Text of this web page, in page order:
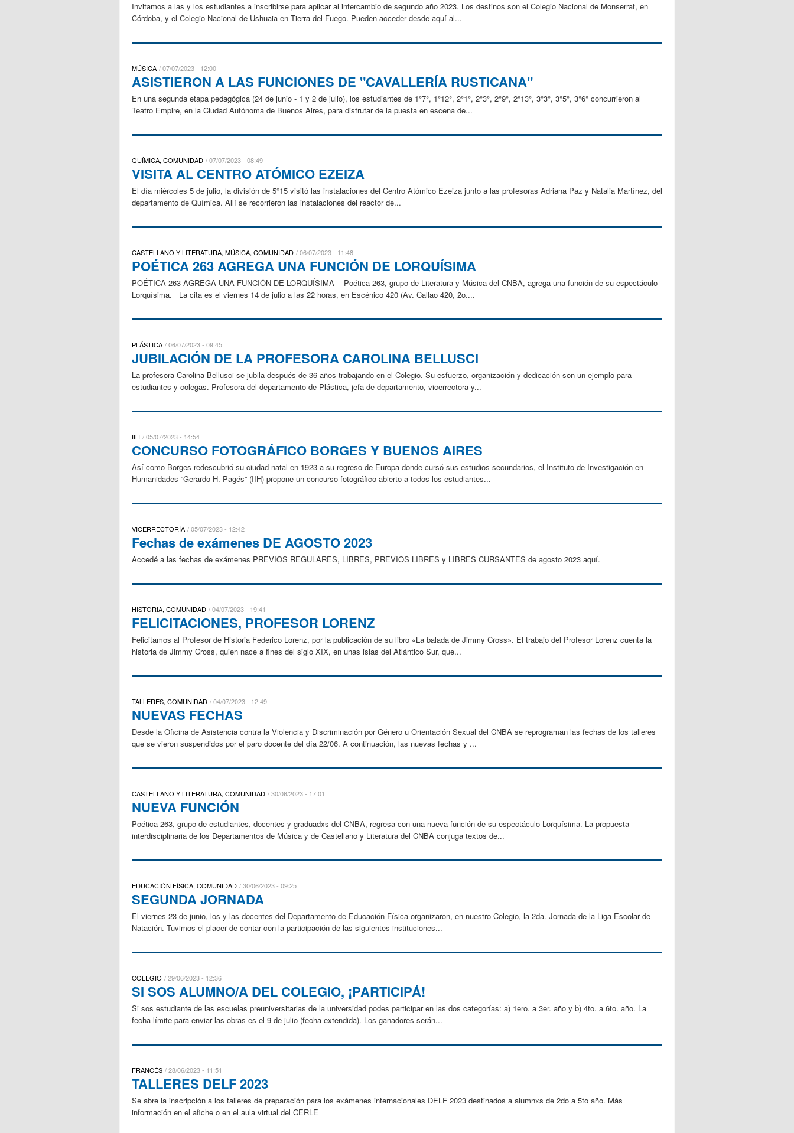
Invitamos a las y los estudiantes a inscribirse para aplicar al intercambio de segundo año 2023. Los destinos son el Colegio Nacional de Monserrat, en
Córdoba, y el Colegio Nacional de Ushuaia en Tierra del Fuego. Pueden acceder desde aquí al...
MÚSICA 07/07/2023 - 12:00
ASISTIERON A LAS FUNCIONES DE "CAVALLERÍA RUSTICANA"
En una segunda etapa pedagógica (24 de junio - 1 y 2 de julio), los estudiantes de 1°7°, 1°12°, 2°1°, 2°3°, 2°9°, 2°13°, 3°3°, 3°5°, 3°6° concurrieron al
Teatro Empire, en la Ciudad Autónoma de Buenos Aires, para disfrutar de la puesta en escena de...
QUÍMICA, COMUNIDAD 07/07/2023 - 08:49
VISITA AL CENTRO ATÓMICO EZEIZA
El día miércoles 5 de julio, la división de 5°15 visitó las instalaciones del Centro Atómico Ezeiza junto a las profesoras Adriana Paz y Natalia Martínez, del
departamento de Química. Allí se recorrieron las instalaciones del reactor de...
CASTELLANO Y LITERATURA, MÚSICA, COMUNIDAD 06/07/2023 - 11:48
POÉTICA 263 AGREGA UNA FUNCIÓN DE LORQUÍSIMA
POÉTICA 263 AGREGA UNA FUNCIÓN DE LORQUÍSIMA Poética 263, grupo de Literatura y Música del CNBA, agrega una función de su espectáculo
Lorquísima. La cita es el viernes 14 de julio a las 22 horas, en Escénico 420 (Av. Callao 420, 2o....
PLÁSTICA 06/07/2023 - 09:45
JUBILACIÓN DE LA PROFESORA CAROLINA BELLUSCI
La profesora Carolina Bellusci se jubila después de 36 años trabajando en el Colegio. Su esfuerzo, organización y dedicación son un ejemplo para
estudiantes y colegas. Profesora del departamento de Plástica, jefa de departamento, vicerrectora y...
IIH 05/07/2023 - 14:54
CONCURSO FOTOGRÁFICO BORGES Y BUENOS AIRES
Así como Borges redescubrió su ciudad natal en 1923 a su regreso de Europa donde cursó sus estudios secundarios, el Instituto de Investigación en
Humanidades “Gerardo H. Pagés” (IIH) propone un concurso fotográfico abierto a todos los estudiantes...
VICERRECTORÍA 05/07/2023 - 12:42
Fechas de exámenes DE AGOSTO 2023
Accedé a las fechas de exámenes PREVIOS REGULARES, LIBRES, PREVIOS LIBRES y LIBRES CURSANTES de agosto 2023 aquí.
HISTORIA, COMUNIDAD 04/07/2023 - 19:41
FELICITACIONES, PROFESOR LORENZ
Felicitamos al Profesor de Historia Federico Lorenz, por la publicación de su libro «La balada de Jimmy Cross». El trabajo del Profesor Lorenz cuenta la
historia de Jimmy Cross, quien nace a fines del siglo XIX, en unas islas del Atlántico Sur, que...
TALLERES, COMUNIDAD 04/07/2023 - 12:49
NUEVAS FECHAS
Desde la Oficina de Asistencia contra la Violencia y Discriminación por Género u Orientación Sexual del CNBA se reprograman las fechas de los talleres
que se vieron suspendidos por el paro docente del día 22/06. A continuación, las nuevas fechas y ...
CASTELLANO Y LITERATURA, COMUNIDAD 30/06/2023 - 17:01
NUEVA FUNCIÓN
Poética 263, grupo de estudiantes, docentes y graduadxs del CNBA, regresa con una nueva función de su espectáculo Lorquísima. La propuesta
interdisciplinaria de los Departamentos de Música y de Castellano y Literatura del CNBA conjuga textos de...
EDUCACIÓN FÍSICA, COMUNIDAD 30/06/2023 - 09:25
SEGUNDA JORNADA
El viernes 23 de junio, los y las docentes del Departamento de Educación Física organizaron, en nuestro Colegio, la 2da. Jornada de la Liga Escolar de
Natación. Tuvimos el placer de contar con la participación de las siguientes instituciones...
COLEGIO 29/06/2023 - 12:36
SI SOS ALUMNO/A DEL COLEGIO, ¡PARTICIPÁ!
Si sos estudiante de las escuelas preuniversitarias de la universidad podes participar en las dos categorías: a) 1ero. a 3er. año y b) 4to. a 6to. año. La
fecha límite para enviar las obras es el 9 de julio (fecha extendida). Los ganadores serán...
FRANCÉS 28/06/2023 - 11:51
TALLERES DELF 2023
Se abre la inscripción a los talleres de preparación para los exámenes internacionales DELF 2023 destinados a alumnxs de 2do a 5to año. Más
información en el afiche o en el aula virtual del CERLE